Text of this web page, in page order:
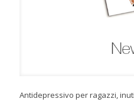
Antidepressivo per ragazzi,